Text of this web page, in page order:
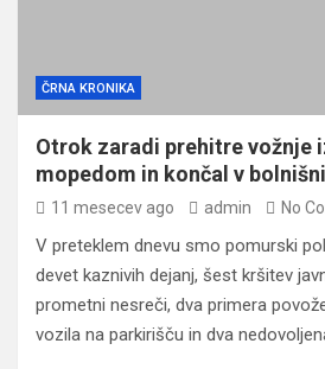
ČRNA KRONIKA
Otrok zaradi prehitre vožnje
mopedom in končal v
11 mesecev ago admin No
V preteklem dnevu smo pomurski
devet kaznivih dejanj, šest kršitev
prometni nesreči, dva primera
vozila na parkirišču in dva